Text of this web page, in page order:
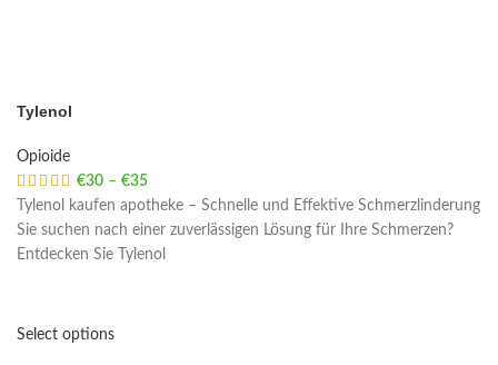
Tylenol
Opioide
€30 – €35
Tylenol kaufen apotheke – Schnelle und Effektive Schmerzlinderung
Sie suchen nach einer zuverlässigen Lösung für Ihre Schmerzen?
Entdecken Sie Tylenol
Select options